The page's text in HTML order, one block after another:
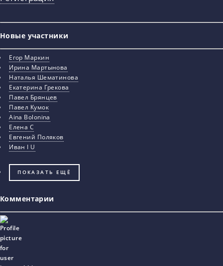
Новые участники
Егор Маркин
Ирина Мартынова
Наталья Шематинова
Екатерина Грекова
Павел Брянцев
Павел Кумок
Aina Bolonina
Елена С
Евгений Поляков
Иван I U
ПОКАЗАТЬ ЕЩЁ
Комментарии